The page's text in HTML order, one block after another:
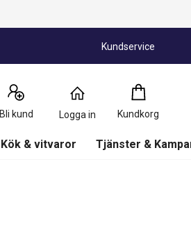
Kundservice
Bli kund Logga in Kundkorg
Kundkorg
0
Produkter
Kök & vitvaror Tjänster &